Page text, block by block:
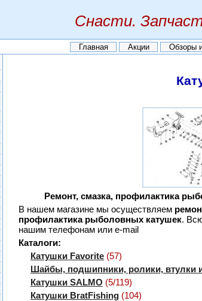
Снасти.
Главная Акции Обзоры
Ремонт, смазка, профилактика
В нашем магазине мы осуществляем
профилактика рыболовных катушек.
нашим телефонам или e-mail
Каталоги:
Катушки Favorite (57)
Шайбы, подшипники, ролики, втулки
Катушки SALMO (5/119)
Катушки BratFishing (104)